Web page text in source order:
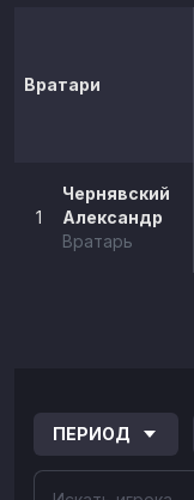
Вратари
1
Чернявский
Александр
Вратарь
ПЕРИОД